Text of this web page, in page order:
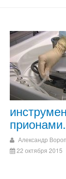
Александр
22 октября 2015